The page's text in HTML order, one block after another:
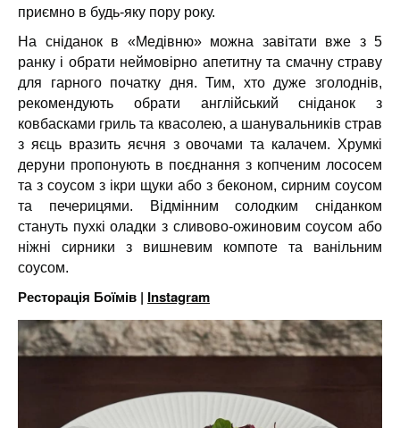
приємно в будь-яку пору року.
На сніданок в «Медівню» можна завітати вже з 5
ранку і обрати неймовірно апетитну та смачну страву
для гарного початку дня. Тим, хто дуже зголоднів,
рекомендують обрати англійський сніданок з
ковбасками гриль та квасолею, а шанувальників страв
з яєць вразить яєчня з овочами та калачем. Хрумкі
деруни пропонують в поєднання з копченим лососем
та з соусом з ікри щуки або з беконом, сирним соусом
та печерицями. Відмінним солодким сніданком
стануть пухкі оладки з сливово-ожиновим соусом або
ніжні сирники з вишневим компоте та ванільним
соусом.
Ресторація Боїмів | Instagram